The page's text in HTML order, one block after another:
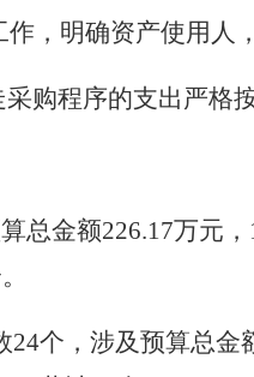
，明确资产使用人
购程序的支出严格
总金额226.17万元，
24个，涉及预算总金